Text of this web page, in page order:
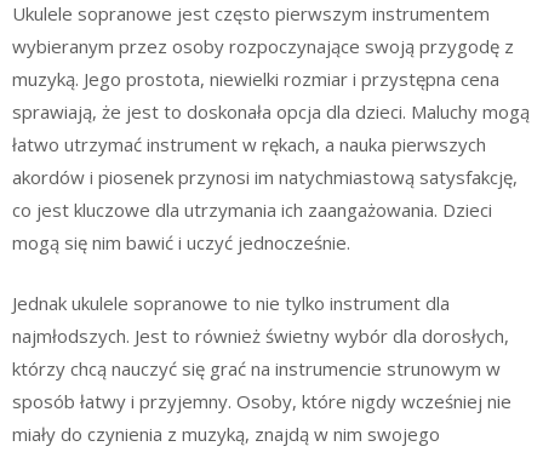
Ukulele sopranowe jest często pierwszym instrumentem
wybieranym przez osoby rozpoczynające swoją przygodę z
muzyką. Jego prostota, niewielki rozmiar i przystępna cena
sprawiają, że jest to doskonała opcja dla dzieci. Maluchy mogą
łatwo utrzymać instrument w rękach, a nauka pierwszych
akordów i piosenek przynosi im natychmiastową satysfakcję,
co jest kluczowe dla utrzymania ich zaangażowania. Dzieci
mogą się nim bawić i uczyć jednocześnie.
Jednak ukulele sopranowe to nie tylko instrument dla
najmłodszych. Jest to również świetny wybór dla dorosłych,
którzy chcą nauczyć się grać na instrumencie strunowym w
sposób łatwy i przyjemny. Osoby, które nigdy wcześniej nie
miały do czynienia z muzyką, znajdą w nim swojego